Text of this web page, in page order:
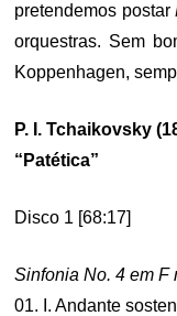
pretendemos postar
orquestras. Sem
Koppenhagen,
P. I. Tchaikovsky
“Patética”
Disco 1 [68:17]
Sinfonia No. 4 em F
01. I. Andante